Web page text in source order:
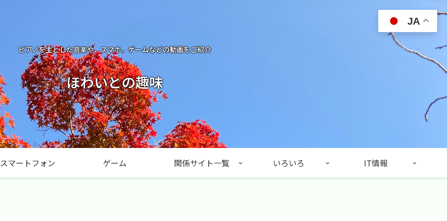
ピアノを主とした音楽や，スマホ，ゲームなどの動画をご紹介
ほわいとの趣味
スマートフォン ゲーム 関係サイト一覧 いろいろ IT情報
JA